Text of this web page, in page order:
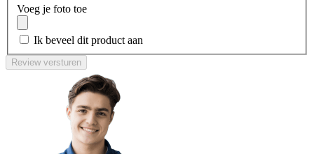
Voeg je foto toe
Ik beveel dit product aan
Review versturen